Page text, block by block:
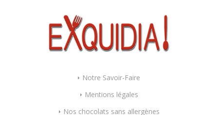
Notre Savoir-Faire
Mentions légales
Nos chocolats sans allergènes